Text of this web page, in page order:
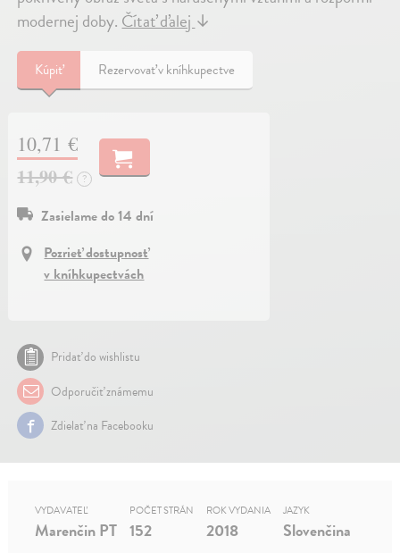
modernej doby.Čítať ďalej↓
Kúpiť Rezervovať v kníhkupectve
10,71 €
11,90 €
?
Zasielame do 14 dní
Pozrieť dostupnosť
v kníhkupectvách
Pridať do wishlistu
Odporučiť známemu
Zdielať na Facebooku
VYDAVATEĽ
Marenčin PT
POČET STRÁN
152
ROK VYDANIA
2018
JAZYK
Slovenčina